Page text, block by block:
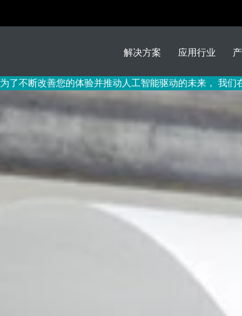
为了不断改善您的体验并推动人工智能驱动的未来， 我们
解决方案 应用行业